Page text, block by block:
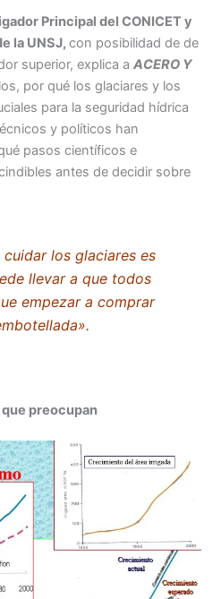
Principal del CONICET y
la UNSJ,con posibilidad de de
superior, explica aACERO Y
por qué los glaciares y los
para la seguridad hídrica
y políticos han
pasos científicos e
antes de decidir sobre
los glaciares es
llevar a que todos
empezar a comprar
preocupan